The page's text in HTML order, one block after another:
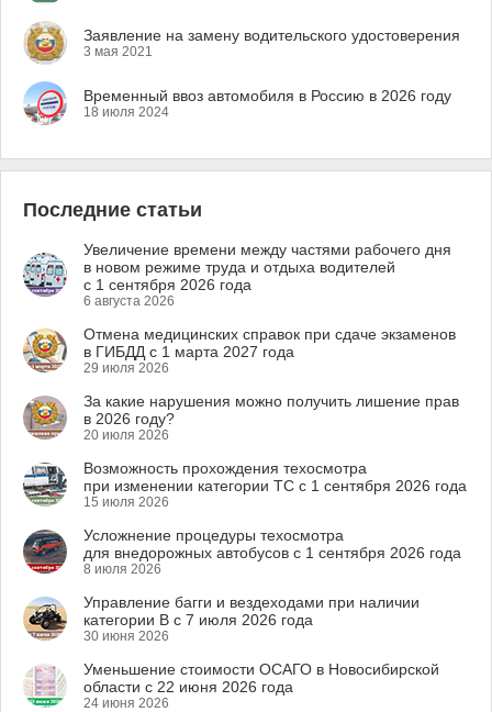
Заявление на замену водительского удостоверения
3 мая 2021
Временный ввоз автомобиля в Россию в 2026 году
18 июля 2024
Последние статьи
Увеличение времени между частями рабочего дня
в новом режиме труда и отдыха водителей
с 1 сентября 2026 года
6 августа 2026
Отмена медицинских справок при сдаче экзаменов
в ГИБДД с 1 марта 2027 года
29 июля 2026
За какие нарушения можно получить лишение прав
в 2026 году?
20 июля 2026
Возможность прохождения техосмотра
при изменении категории ТС с 1 сентября 2026 года
15 июля 2026
Усложнение процедуры техосмотра
для внедорожных автобусов с 1 сентября 2026 года
8 июля 2026
Управление багги и вездеходами при наличии
категории B с 7 июля 2026 года
30 июня 2026
Уменьшение стоимости ОСАГО в Новосибирской
области с 22 июня 2026 года
24 июня 2026